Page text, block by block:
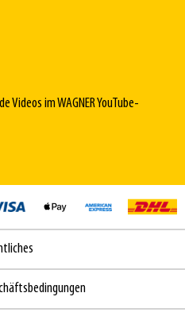
Videos im WAGNER YouTube-